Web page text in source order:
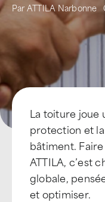
Rejoignez-nous
Devenir Franchisé
ParATTILA Narbonne
La toiture joue
protection et
bâtiment.
ATTILA, c’est
globale,
et optimiser.